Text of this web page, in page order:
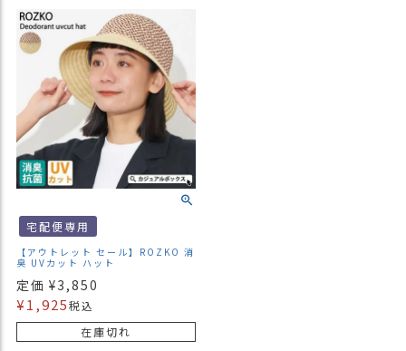
宅配便専用
【アウトレット セール】ROZKO 消
臭 UVカット ハット
定価 ¥3,850
¥1,925税込
在庫切れ